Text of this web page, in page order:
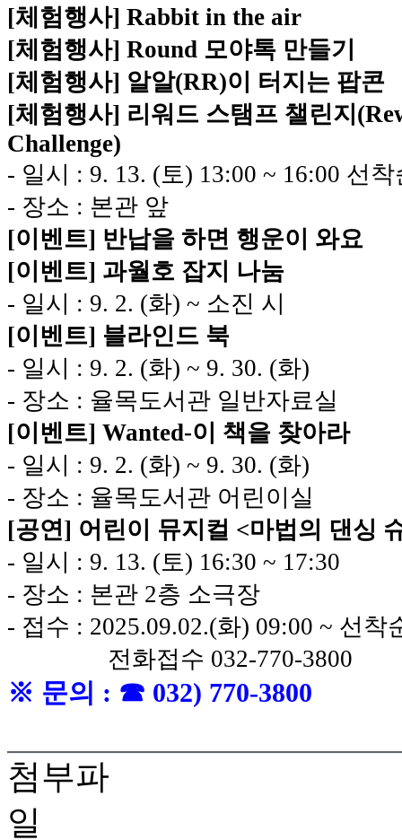
[체험행사] Rabbit in the air
[체험행사] Round 모야톡 만들기
[체험행사] 알알(RR)이 터지는 팝콘
[체험행사] 리워드 스탬프 챌린지(
Challenge)
- 일시 : 9. 13. (토) 13:00 ~ 16:00 선
- 장소 : 본관 앞
[이벤트] 반납을 하면 행운이 와요
[이벤트] 과월호 잡지 나눔
- 일시 : 9. 2. (화) ~ 소진 시
[이벤트] 블라인드 북
- 일시 : 9. 2. (화) ~ 9. 30. (화)
- 장소 : 율목도서관 일반자료실
[이벤트] Wanted-이 책을 찾아라
- 일시 : 9. 2. (화) ~ 9. 30. (화)
- 장소 : 율목도서관 어린이실
[공연] 어린이 뮤지컬 <마법의 댄싱
- 일시 : 9. 13. (토) 16:30 ~ 17:30
- 장소 : 본관 2층 소극장
- 접수 : 2025.09.02.(화) 09:00 ~ 선착
전화접수 032-770-3800
※ 문의 : ☎ 032) 770-3800
첨부파
일